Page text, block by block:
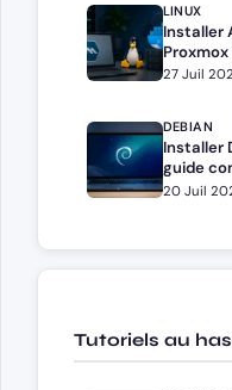
LINUX
Installer
Docker
27 Juil
DEBIAN
Installer
guide
20 Juil
Tutoriels au